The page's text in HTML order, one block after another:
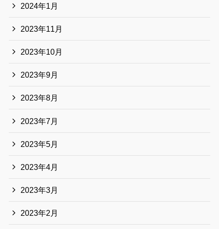
2024年1月
2023年11月
2023年10月
2023年9月
2023年8月
2023年7月
2023年5月
2023年4月
2023年3月
2023年2月